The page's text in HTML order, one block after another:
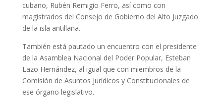
cubano, Rubén Remigio Ferro, así como con
magistrados del Consejo de Gobierno del Alto Juzgado
de la isla antillana.
También está pautado un encuentro con el presidente
de la Asamblea Nacional del Poder Popular, Esteban
Lazo Hernández, al igual que con miembros de la
Comisión de Asuntos Jurídicos y Constitucionales de
ese órgano legislativo.